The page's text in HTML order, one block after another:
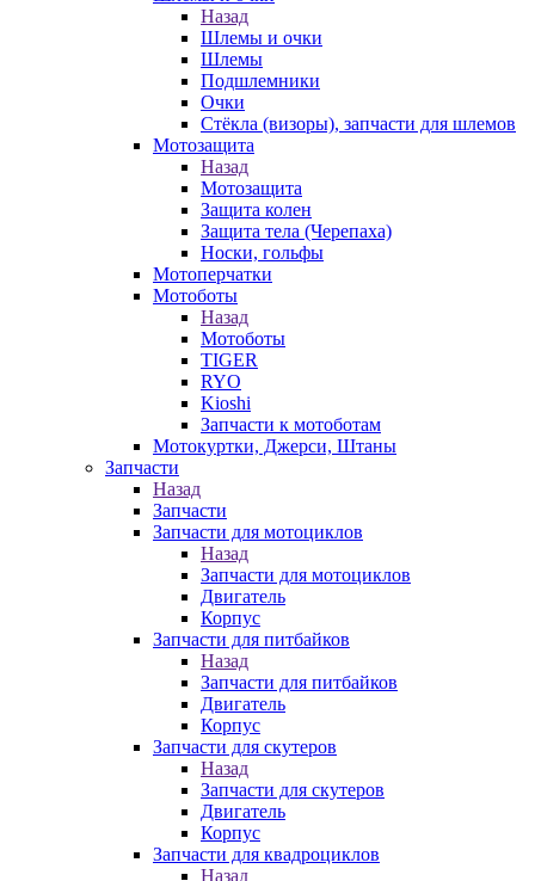
Назад
Шлемы и очки
Шлемы
Подшлемники
Очки
Стёкла (визоры), запчасти для шлемов
Мотозащита
Назад
Мотозащита
Защита колен
Защита тела (Черепаха)
Носки, гольфы
Мотоперчатки
Мотоботы
Назад
Мотоботы
TIGER
RYO
Kioshi
Запчасти к мотоботам
Мотокуртки, Джерси, Штаны
Запчасти
Назад
Запчасти
Запчасти для мотоциклов
Назад
Запчасти для мотоциклов
Двигатель
Корпус
Запчасти для питбайков
Назад
Запчасти для питбайков
Двигатель
Корпус
Запчасти для скутеров
Назад
Запчасти для скутеров
Двигатель
Корпус
Запчасти для квадроциклов
Назад